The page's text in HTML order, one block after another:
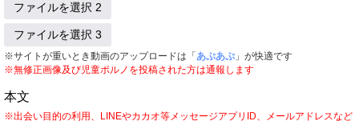
ファイルを選択 2
ファイルを選択 3
※サイトが重いとき動画のアップロードは「 あぷあぷ 」が快適です
※無修正画像及び児童ポルノを投稿された方は通報します
本文
※出会い目的の利用、LINEやカカオ等メッセージアプリID、メールアドレスなど